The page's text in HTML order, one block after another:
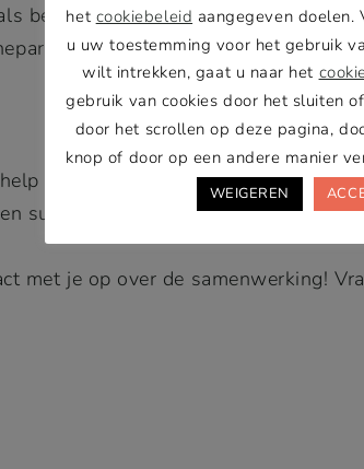
beschikbaar
ons “Share the Pawness”. Deel
succesvol merk te maken en de
met je op over de samenwerking!
het cookiebeleid aangegeven doelen.
u uw toestemming voor het gebruik
wilt intrekken, gaat u naar het
gebruik van cookies door het sluiten
door het scrollen op deze pagina,
knop of door op een andere manier
WEIGEREN